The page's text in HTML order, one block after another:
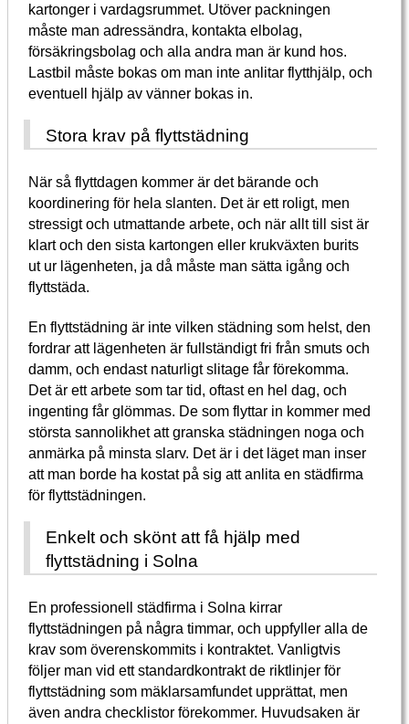
kartonger i vardagsrummet. Utöver packningen
måste man adressändra, kontakta elbolag,
försäkringsbolag och alla andra man är kund hos.
Lastbil måste bokas om man inte anlitar flytthjälp, och
eventuell hjälp av vänner bokas in.
Stora krav på flyttstädning
När så flyttdagen kommer är det bärande och
koordinering för hela slanten. Det är ett roligt, men
stressigt och utmattande arbete, och när allt till sist är
klart och den sista kartongen eller krukväxten burits
ut ur lägenheten, ja då måste man sätta igång och
flyttstäda.
En flyttstädning är inte vilken städning som helst, den
fordrar att lägenheten är fullständigt fri från smuts och
damm, och endast naturligt slitage får förekomma.
Det är ett arbete som tar tid, oftast en hel dag, och
ingenting får glömmas. De som flyttar in kommer med
största sannolikhet att granska städningen noga och
anmärka på minsta slarv. Det är i det läget man inser
att man borde ha kostat på sig att anlita en städfirma
för flyttstädningen.
Enkelt och skönt att få hjälp med
flyttstädning i Solna
En professionell städfirma i Solna kirrar
flyttstädningen på några timmar, och uppfyller alla de
krav som överenskommits i kontraktet. Vanligtvis
följer man vid ett standardkontrakt de riktlinjer för
flyttstädning som mäklarsamfundet upprättat, men
även andra checklistor förekommer. Huvudsaken är